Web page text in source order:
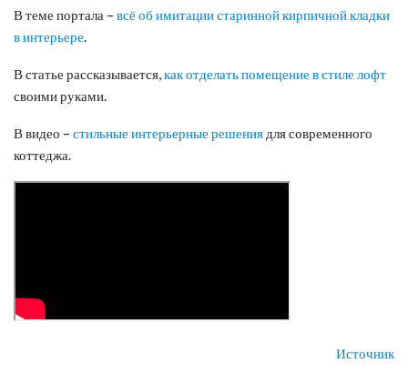
В теме портала – всё об имитации старинной кирпичной кладки
в интерьере.
В статье рассказывается,как отделать помещение в стиле лофт
своими руками.
В видео – стильные интерьерные решения для современного
коттеджа.
Источник